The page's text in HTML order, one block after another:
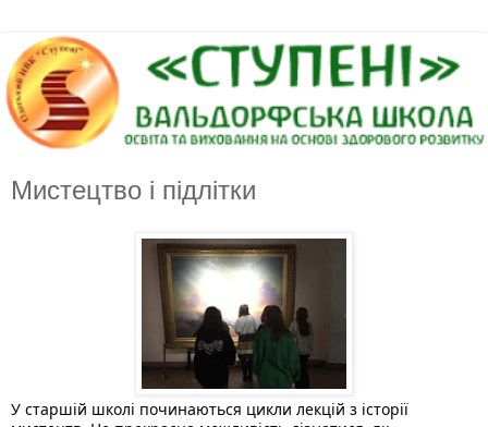
Мистецтво і підлітки
У старшій школі починаються цикли лекцій з історії